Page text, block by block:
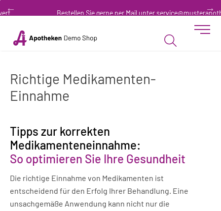
Zum “Inhalt dieser Seite” springen [AK + 0]
Zum Menü “Produkte” springen [AK + 1]
Zum Menü “Über uns / Service” springen [AK + 2]
Zu “Shop-Menüs” springen [AK + 3]
Zum "Barrierefreiheits-Menü" springen [AK + 4]
Zu den “Fusszeilen-Informationen” springen [AK + 5]
Bestellen Sie gerne per Mail unterservice@musterapotheke.at
Toggle
Produktsuche
Richtige Medikamenten-
Einnahme
Tipps zur korrekten
Medikamenteneinnahme:
So optimieren Sie Ihre Gesundheit
Die richtige Einnahme von Medikamenten ist
entscheidend für den Erfolg Ihrer Behandlung. Eine
unsachgemäße Anwendung kann nicht nur die